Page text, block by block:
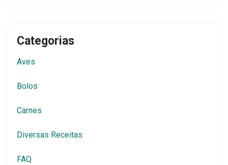
Categorias
Aves
Bolos
Carnes
Diversas Receitas
FAQ